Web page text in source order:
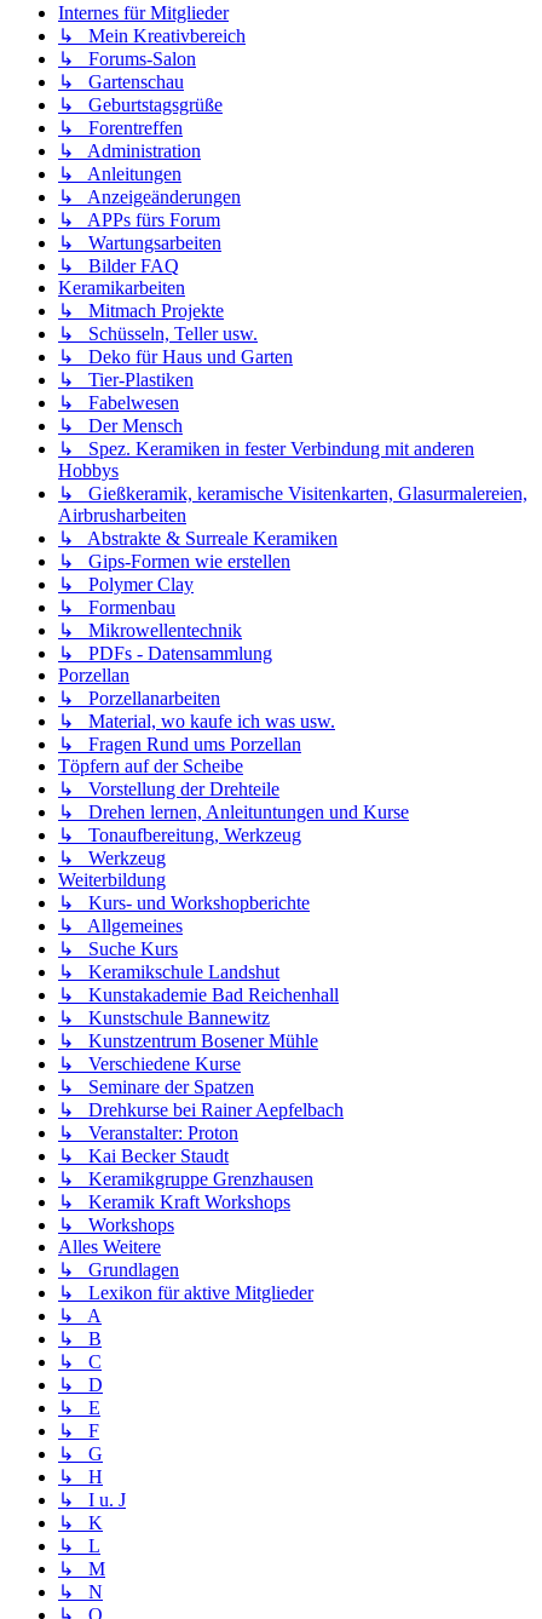
Internes für Mitglieder
↳ Mein Kreativbereich
↳ Forums-Salon
↳ Gartenschau
↳ Geburtstagsgrüße
↳ Forentreffen
↳ Administration
↳ Anleitungen
↳ Anzeigeänderungen
↳ APPs fürs Forum
↳ Wartungsarbeiten
↳ Bilder FAQ
Keramikarbeiten
↳ Mitmach Projekte
↳ Schüsseln, Teller usw.
↳ Deko für Haus und Garten
↳ Tier-Plastiken
↳ Fabelwesen
↳ Der Mensch
↳ Spez. Keramiken in fester Verbindung mit anderen
Hobbys
↳ Gießkeramik, keramische Visitenkarten, Glasurmalereien,
Airbrusharbeiten
↳ Abstrakte & Surreale Keramiken
↳ Gips-Formen wie erstellen
↳ Polymer Clay
↳ Formenbau
↳ Mikrowellentechnik
↳ PDFs - Datensammlung
Porzellan
↳ Porzellanarbeiten
↳ Material, wo kaufe ich was usw.
↳ Fragen Rund ums Porzellan
Töpfern auf der Scheibe
↳ Vorstellung der Drehteile
↳ Drehen lernen, Anleituntungen und Kurse
↳ Tonaufbereitung, Werkzeug
↳ Werkzeug
Weiterbildung
↳ Kurs- und Workshopberichte
↳ Allgemeines
↳ Suche Kurs
↳ Keramikschule Landshut
↳ Kunstakademie Bad Reichenhall
↳ Kunstschule Bannewitz
↳ Kunstzentrum Bosener Mühle
↳ Verschiedene Kurse
↳ Seminare der Spatzen
↳ Drehkurse bei Rainer Aepfelbach
↳ Veranstalter: Proton
↳ Kai Becker Staudt
↳ Keramikgruppe Grenzhausen
↳ Keramik Kraft Workshops
↳ Workshops
Alles Weitere
↳ Grundlagen
↳ Lexikon für aktive Mitglieder
↳ A
↳ B
↳ C
↳ D
↳ E
↳ F
↳ G
↳ H
↳ I u. J
↳ K
↳ L
↳ M
↳ N
↳ O